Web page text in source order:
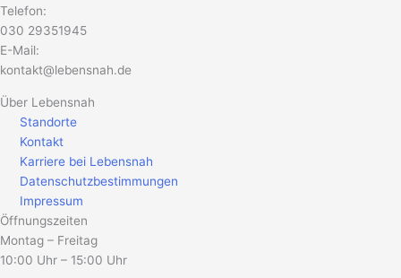
Telefon:
030 29351945
E-Mail:
kontakt@lebensnah.de
Über Lebensnah
Standorte
Kontakt
Karriere bei Lebensnah
Datenschutzbestimmungen
Impressum
Öffnungszeiten
Montag – Freitag
10:00 Uhr – 15:00 Uhr